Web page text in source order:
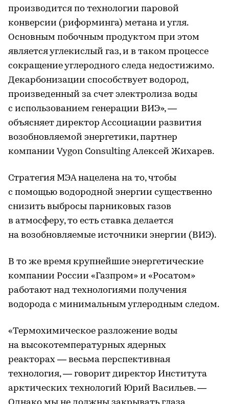
производится по технологии паровой
конверсии (риформинга) метана и угля.
Основным побочным продуктом при этом
является углекислый газ, и в таком процессе
сокращение углеродного следа недостижимо.
Декарбонизации способствует водород,
произведенный за счет электролиза воды
с использованием генерации ВИЭ», —
объясняет директор Ассоциации развития
возобновляемой энергетики, партнер
компании Vygon Consulting Алексей Жихарев.
Стратегия МЭА нацелена на то, чтобы
с помощью водородной энергии существенно
снизить выбросы парниковых газов
в атмосферу, то есть ставка делается
на возобновляемые источники энергии (ВИЭ).
В то же время крупнейшие энергетические
компании России «Газпром» и «Росатом»
работают над технологиями получения
водорода с минимальным углеродным следом.
«Термохимическое разложение воды
на высокотемпературных ядерных
реакторах — весьма перспективная
технология, — говорит директор Института
арктических технологий Юрий Васильев. —